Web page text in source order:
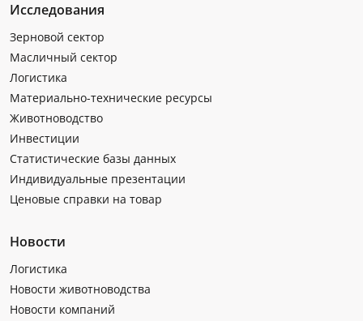
Исследования
Зерновой сектор
Масличный сектор
Логистика
Материально-технические ресурсы
Животноводство
Инвестиции
Статистические базы данных
Индивидуальные презентации
Ценовые справки на товар
Новости
Логистика
Новости животноводства
Новости компаний